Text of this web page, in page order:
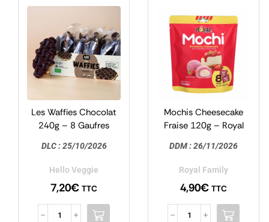
Les Waffies Chocolat
240g – 8 Gaufres
DLC : 25/10/2026
Hello Veggie
7,20€ TTC
Mochis Cheesecake
Fraise 120g – Royal
DDM : 26/11/2026
Royal Family
4,90€ TTC